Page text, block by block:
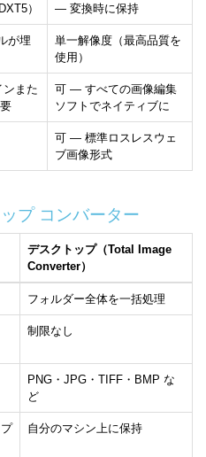
） — 変換時に保持
が埋
単一解像度（最高品質を
使用）
また
可 — すべての画像編集
ソフトでネイティブに
可 — 標準ロスレスウェ
ブ画像形式
プ コンバーター
デスクトップ（Total Image
Converter）
フォルダー全体を一括処理
制限なし
PNG・JPG・TIFF・BMP な
ど
自分のマシン上に保持